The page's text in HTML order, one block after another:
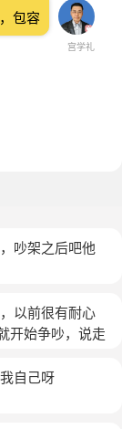
宫学礼
包容
吵架之后吧他
以前很有耐心
开始争吵，说走
自己呀